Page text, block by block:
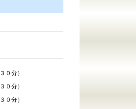
０分）
０分）
０分）